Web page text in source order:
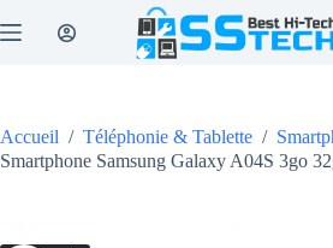
au
Accueil / Téléphonie & Tablette /
Smartphone Samsung Galaxy A04S 3go